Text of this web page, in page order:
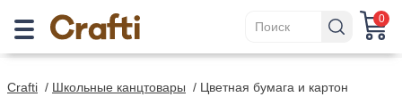
0
Crafti / Школьные канцтовары / Цветная бумага и картон